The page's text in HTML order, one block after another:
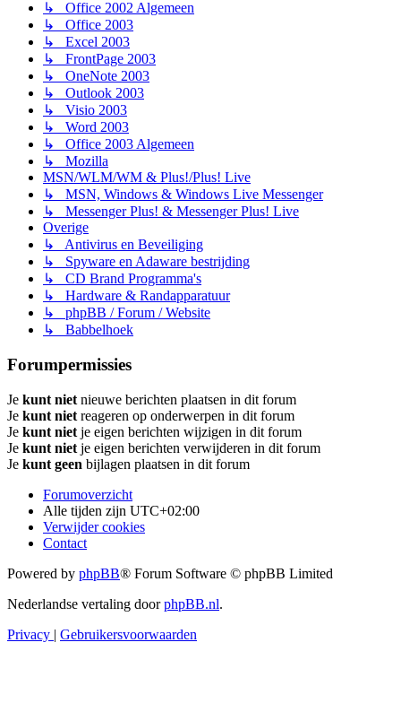
↳ Office 2002 Algemeen
↳ Office 2003
↳ Excel 2003
↳ FrontPage 2003
↳ OneNote 2003
↳ Outlook 2003
↳ Visio 2003
↳ Word 2003
↳ Office 2003 Algemeen
↳ Mozilla
MSN/WLM/WM & Plus!/Plus! Live
↳ MSN, Windows & Windows Live Messenger
↳ Messenger Plus! & Messenger Plus! Live
Overige
↳ Antivirus en Beveiliging
↳ Spyware en Adaware bestrijding
↳ CD Brand Programma's
↳ Hardware & Randapparatuur
↳ phpBB / Forum / Website
↳ Babbelhoek
Forumpermissies
Je kunt niet nieuwe berichten plaatsen in dit forum
Je kunt niet reageren op onderwerpen in dit forum
Je kunt niet je eigen berichten wijzigen in dit forum
Je kunt niet je eigen berichten verwijderen in dit forum
Je kunt geen bijlagen plaatsen in dit forum
Forumoverzicht
Alle tijden zijn UTC+02:00
Verwijder cookies
Contact
Powered by phpBB® Forum Software © phpBB Limited
Nederlandse vertaling doorphpBB.nl.
Privacy | Gebruikersvoorwaarden